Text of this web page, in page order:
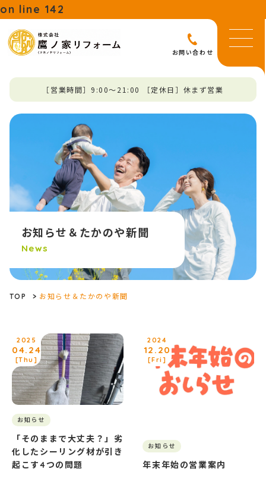
on line 142
お問い合わせ
［営業時間］9:00～21:00 ［定休日］休まず営業
お知らせ＆たかのや新聞
News
TOP > お知らせ＆たかのや新聞
2025
04.24
[Thu]
お知らせ
「そのままで大丈夫？」劣
化したシーリング材が引き
起こす4つの問題
2024
12.20
[Fri]
お知らせ
年末年始の営業案内